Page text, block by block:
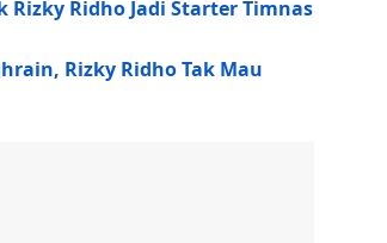
Ridho Jadi Starter Timnas
Rizky Ridho Tak Mau